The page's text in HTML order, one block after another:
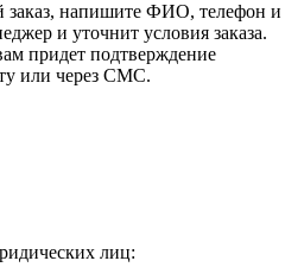
заказ, напишите ФИО, телефон и
и уточнит условия заказа.
придет подтверждение
или через СМС.
лиц: